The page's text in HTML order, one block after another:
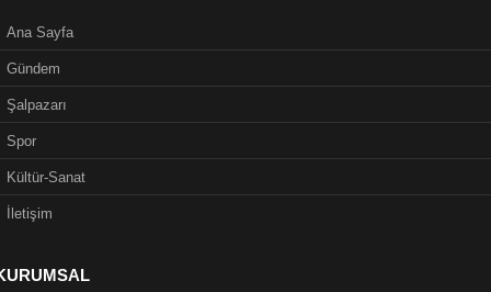
Ana Sayfa
Gündem
Şalpazarı
Spor
Kültür-Sanat
İletişim